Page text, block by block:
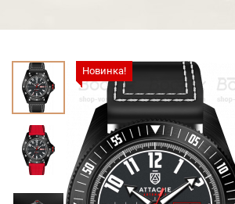
Новинка!